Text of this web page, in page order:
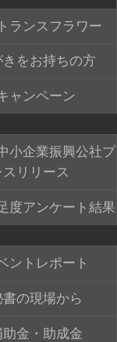
ランスフラワー
きをお持ちの方
ャンペーン
小企業振興公社プ
スリリース
度アンケート結果
ントレポート
書の現場から
助金・助成金